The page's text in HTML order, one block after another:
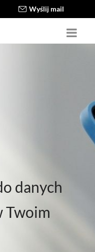
Wyślij mail
danych
Twoim